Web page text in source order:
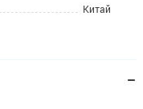
Китай